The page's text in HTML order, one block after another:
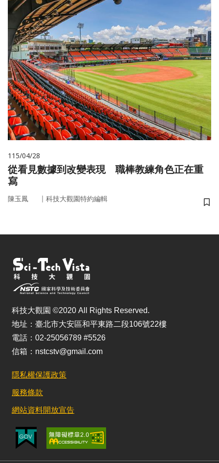
115/04/28
從看見數據到改變表現 職棒教練角色正在重
寫
陳玉鳳 ｜ 科技大觀園特約編輯
儲
科技大觀園 ©2020 All Rights Reserved.
地址：臺北市大安區和平東路二段106號22樓
電話：02-25056789 #5526
信箱：nstcstv@gmail.com
隱私權保護政策
服務條款
網站資料開放宣告